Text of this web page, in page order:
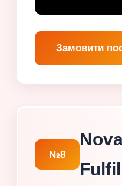
Замовити
№8